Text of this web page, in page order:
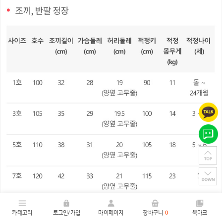
카테고리 로그인/가입 마이페이지 장바구니 0 북마크